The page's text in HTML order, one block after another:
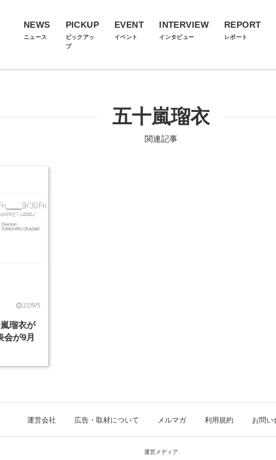
NEWS
ニュース
PICKUP
ピックアッ
プ
EVENT
イベント
INTERVIEW
インタビュー
REPORT
レポート
五十嵐瑠衣
関連記事
22/9/5
瑠衣が
が9月
運営会社 広告・取材について メルマガ 利用規約 お問い
運営メディア